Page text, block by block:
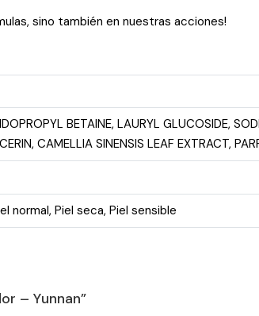
sino también en nuestras acciones!
BETAINE, LAURYL GLUCOSIDE,
CAMELLIA SINENSIS LEAF EXTRACT,
normal, Piel seca, Piel sensible
– Yunnan”